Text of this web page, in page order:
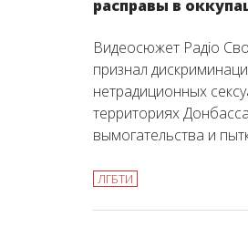
расправы в
Видеосюжет Радіо
признал
нетрадиционных
территориях
вымогательства и
ЛГБТИ